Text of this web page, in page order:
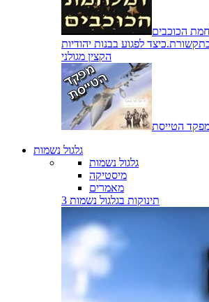
הכוכבים
לפגוע בבנות יהודיות
הקצין מגולני
הטייסת
גלגול נשמות
גלגול נשמות
מיסטיקה
מאמרים
3 תינוקות בגלגול נשמות